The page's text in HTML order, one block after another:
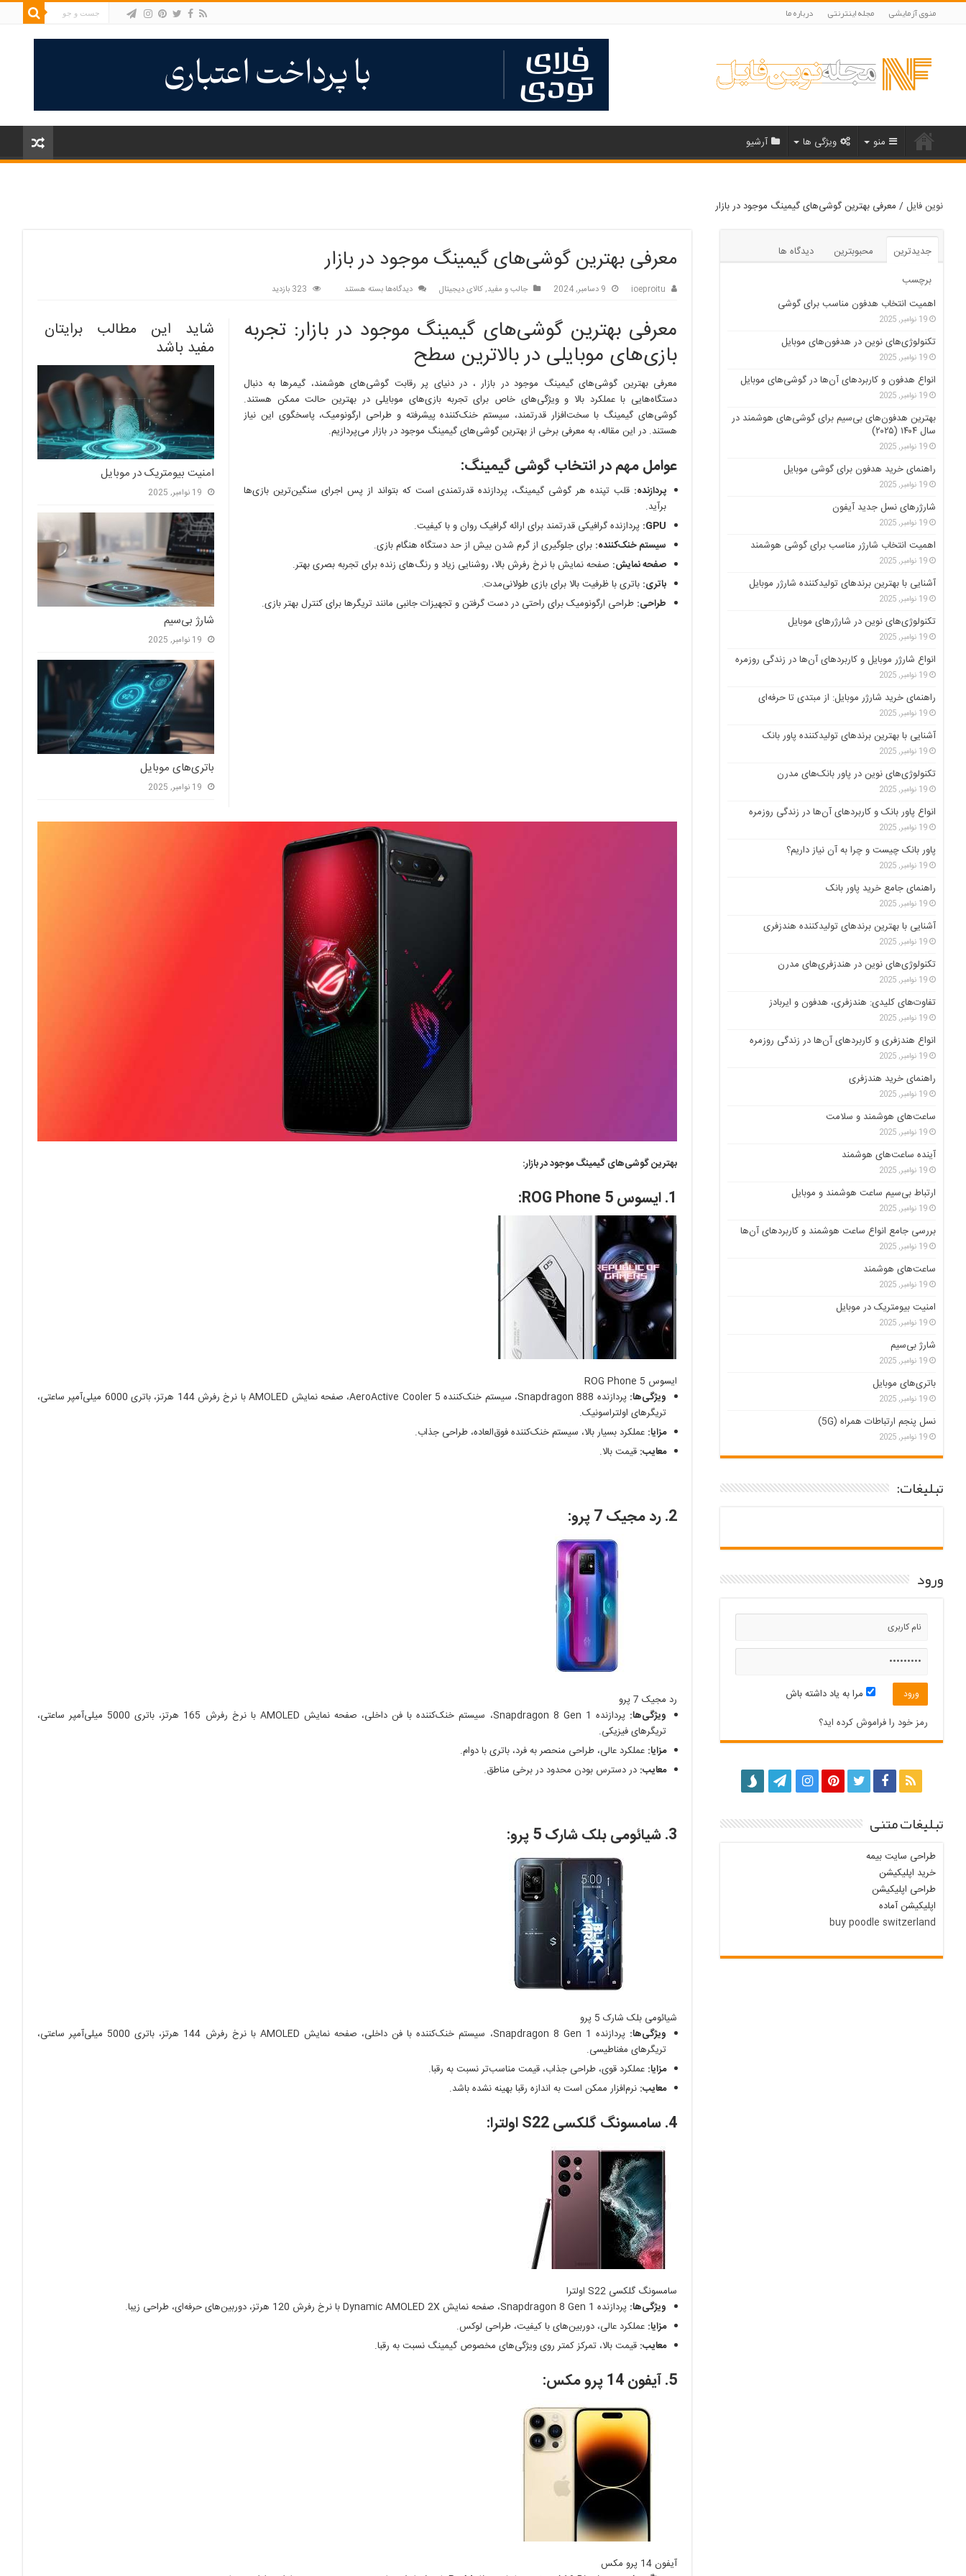
منوی آزمایشی مجله اینترنتی درباره ما
منو ویژگی ها آرشیو
نوین فایل/ معرفی بهترین گوشی‌های گیمینگ موجود در بازار
معرفی بهترین گوشی‌های گیمینگ موجود در بازار
ioeproitu 9 دسامبر, 2024 جالب و مفید,کالای دیجیتال دیدگاه‌ها برای
گوشی‌های
گیمینگ
بازار
بسته هستند 323 بازدید
شاید این مطالب برایتان
مفید باشد
امنیت بیومتریک در موبایل
19 نوامبر, 2025
شارژ بی‌سیم
19 نوامبر, 2025
باتری‌های موبایل
19 نوامبر, 2025
معرفی بهترین گوشی‌های گیمینگ موجود در بازار: تجربه
بازی‌های موبایلی در بالاترین سطح
معرفی بهترین گوشی‌های گیمینگ موجود در بازار ، در دنیای پر رقابت گوشی‌های هوشمند، گیمرها به دنبال
دستگاه‌هایی با عملکرد بالا و ویژگی‌های خاص برای تجربه بازی‌های موبایلی در بهترین حالت ممکن هستند.
گوشی‌های گیمینگ با سخت‌افزار قدرتمند، سیستم خنک‌کننده پیشرفته و طراحی ارگونومیک، پاسخگوی این نیاز
هستند. در این مقاله، به معرفی برخی از بهترین گوشی‌های گیمینگ موجود در بازار می‌پردازیم.
عوامل مهم در انتخاب گوشی گیمینگ:
پردازنده: قلب تپنده هر گوشی گیمینگ، پردازنده قدرتمندی است که بتواند از پس اجرای سنگین‌ترین بازی‌ها
برآید.
GPU: پردازنده گرافیکی قدرتمند برای ارائه گرافیک روان و با کیفیت.
سیستم خنک‌کننده: برای جلوگیری از گرم شدن بیش از حد دستگاه هنگام بازی.
صفحه نمایش: صفحه نمایش با نرخ رفرش بالا، روشنایی زیاد و رنگ‌های زنده برای تجربه بصری بهتر.
باتری: باتری با ظرفیت بالا برای بازی طولانی‌مدت.
طراحی: طراحی ارگونومیک برای راحتی در دست گرفتن و تجهیزات جانبی مانند تریگرها برای کنترل بهتر بازی.
بهترین گوشی‌های گیمینگ موجود در بازار:
1. ایسوس ROG Phone 5:
ایسوس ROG Phone 5
ویژگی‌ها:
پردازنده Snapdragon 888، سیستم خنک‌کننده AeroActive Cooler 5، صفحه نمایش AMOLED با نرخ رفرش 144 هرتز، باتری 6000 میلی‌آمپر ساعتی،
تریگرهای اولتراسونیک.
مزایا: عملکرد بسیار بالا، سیستم خنک‌کننده فوق‌العاده، طراحی جذاب.
معایب: قیمت بالا.
2. رد مجیک 7 پرو:
رد مجیک 7 پرو
ویژگی‌ها:
پردازنده Snapdragon 8 Gen 1، سیستم خنک‌کننده با فن داخلی، صفحه نمایش AMOLED با نرخ رفرش 165 هرتز، باتری 5000 میلی‌آمپر ساعتی،
تریگرهای فیزیکی.
مزایا: عملکرد عالی، طراحی منحصر به فرد، باتری با دوام.
معایب: در دسترس بودن محدود در برخی مناطق.
3. شیائومی بلک شارک 5 پرو:
شیائومی بلک شارک 5 پرو
ویژگی‌ها:
پردازنده Snapdragon 8 Gen 1، سیستم خنک‌کننده با فن داخلی، صفحه نمایش AMOLED با نرخ رفرش 144 هرتز، باتری 5000 میلی‌آمپر ساعتی،
تریگرهای مغناطیسی.
مزایا: عملکرد قوی، طراحی جذاب، قیمت مناسب‌تر نسبت به رقبا.
معایب: نرم‌افزار ممکن است به اندازه رقبا بهینه نشده باشد.
4. سامسونگ گلکسی S22 اولترا:
سامسونگ گلکسی S22 اولترا
ویژگی‌ها: پردازنده Snapdragon 8 Gen 1، صفحه نمایش Dynamic AMOLED 2X با نرخ رفرش 120 هرتز، دوربین‌های حرفه‌ای، طراحی زیبا.
مزایا: عملکرد عالی، دوربین‌های با کیفیت، طراحی لوکس.
معایب: قیمت بالا، تمرکز کمتر روی ویژگی‌های مخصوص گیمینگ نسبت به رقبا.
5. آیفون 14 پرو مکس:
آیفون 14 پرو مکس
جدیدترین محبوبترین
دیدگاه ها
برچسب
اهمیت انتخاب هدفون مناسب برای گوشی
19 نوامبر, 2025
تکنولوژی‌های نوین در هدفون‌های موبایل
19 نوامبر, 2025
انواع هدفون و کاربردهای آن‌ها در گوشی‌های موبایل
19 نوامبر, 2025
بهترین هدفون‌های بی‌سیم برای گوشی‌های هوشمند در
سال ۱۴۰۴ (۲۰۲۵)
19 نوامبر, 2025
راهنمای خرید هدفون برای گوشی موبایل
19 نوامبر, 2025
شارژرهای نسل جدید آیفون
19 نوامبر, 2025
اهمیت انتخاب شارژر مناسب برای گوشی هوشمند
19 نوامبر, 2025
آشنایی با بهترین برندهای تولیدکننده شارژر موبایل
19 نوامبر, 2025
تکنولوژی‌های نوین در شارژرهای موبایل
19 نوامبر, 2025
انواع شارژر موبایل و کاربردهای آن‌ها در زندگی روزمره
19 نوامبر, 2025
راهنمای خرید شارژر موبایل: از مبتدی تا حرفه‌ای
19 نوامبر, 2025
آشنایی با بهترین برندهای تولیدکننده پاور بانک
19 نوامبر, 2025
تکنولوژی‌های نوین در پاور بانک‌های مدرن
19 نوامبر, 2025
انواع پاور بانک و کاربردهای آن‌ها در زندگی روزمره
19 نوامبر, 2025
پاور بانک چیست و چرا به آن نیاز داریم؟
19 نوامبر, 2025
راهنمای جامع خرید پاور بانک
19 نوامبر, 2025
آشنایی با بهترین برندهای تولیدکننده هندزفری
19 نوامبر, 2025
تکنولوژی‌های نوین در هندزفری‌های مدرن
19 نوامبر, 2025
تفاوت‌های کلیدی: هندزفری، هدفون و ایربادز
19 نوامبر, 2025
انواع هندزفری و کاربردهای آن‌ها در زندگی روزمره
19 نوامبر, 2025
راهنمای خرید هندزفری
19 نوامبر, 2025
ساعت‌های هوشمند و سلامت
19 نوامبر, 2025
آینده ساعت‌های هوشمند
19 نوامبر, 2025
ارتباط بی‌سیم ساعت هوشمند و موبایل
19 نوامبر, 2025
بررسی جامع انواع ساعت هوشمند و کاربردهای آن‌ها
19 نوامبر, 2025
ساعت‌های هوشمند
19 نوامبر, 2025
امنیت بیومتریک در موبایل
19 نوامبر, 2025
شارژ بی‌سیم
19 نوامبر, 2025
باتری‌های موبایل
19 نوامبر, 2025
نسل پنجم ارتباطات همراه (5G)
19 نوامبر, 2025
تبلیغات:
ورود
مرا به یاد داشته باش
رمز خود را فراموش کرده اید؟
تبلیغات متنی
طراحی سایت بیمه
خرید اپلیکیشن
طراحی اپلیکیشن
اپلیکیشن آماده
buy poodle switzerland